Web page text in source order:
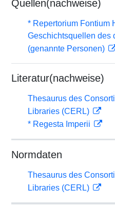
Quellen(nachweise)
* Repertorium Fontium
Geschichtsquellen des
(genannte Personen)
Literatur(nachweise)
Thesaurus des
Libraries (CERL)
* Regesta Imperii
Normdaten
Thesaurus des
Libraries (CERL)